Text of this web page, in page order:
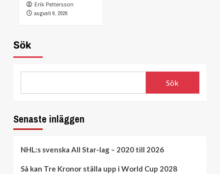
Erik Pettersson
augusti 6, 2026
Sök
Sök
Senaste inläggen
NHL:s svenska All Star-lag – 2020 till 2026
Så kan Tre Kronor ställa upp i World Cup 2028